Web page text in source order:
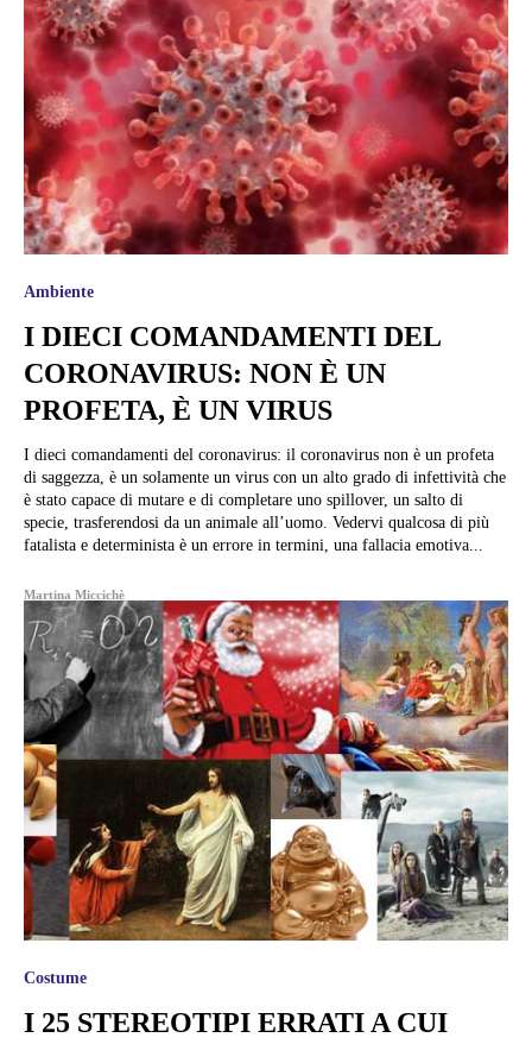
Ambiente
I DIECI COMANDAMENTI DEL
CORONAVIRUS: NON È UN
PROFETA, È UN VIRUS
I dieci comandamenti del coronavirus: il coronavirus non è un profeta
di saggezza, è un solamente un virus con un alto grado di infettività che
è stato capace di mutare e di completare uno spillover, un salto di
specie, trasferendosi da un animale all’uomo. Vedervi qualcosa di più
fatalista e determinista è un errore in termini, una fallacia emotiva...
Martina Miccichè
Costume
I 25 STEREOTIPI ERRATI A CUI